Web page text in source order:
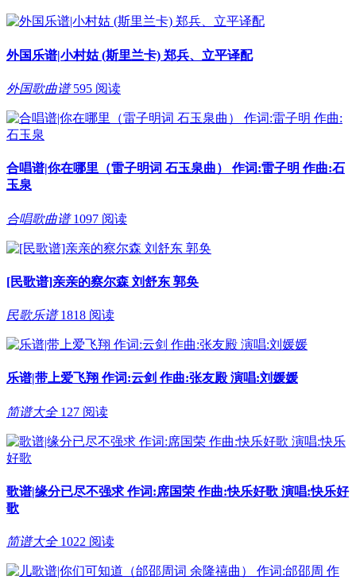
外国乐谱|小村姑 (斯里兰卡) 郑兵、立平译配
外国歌曲谱 595 阅读
合唱谱|你在哪里（雷子明词 石玉泉曲） 作词:雷子明 作曲:石
玉泉
合唱歌曲谱 1097 阅读
[民歌谱]亲亲的察尔森 刘舒东 郭奂
民歌乐谱 1818 阅读
乐谱|带上爱飞翔 作词:云剑 作曲:张友殿 演唱:刘媛媛
简谱大全 127 阅读
歌谱|缘分已尽不强求 作词:席国荣 作曲:快乐好歌 演唱:快乐好
歌
简谱大全 1022 阅读